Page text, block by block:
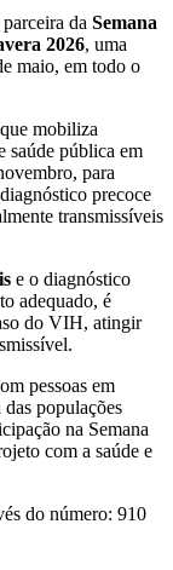
parceira da Semana
2026, uma
maio, em todo o
mobiliza
saúde pública em
para
precoce
transmissíveis
e o diagnóstico
adequado, é
do VIH, atingir
pessoas em
populações
na Semana
com a saúde e
do número: 910